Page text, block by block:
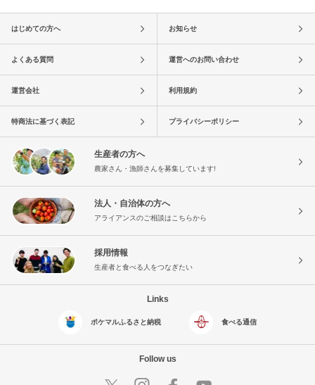
はじめての方へ お知らせ
よくある質問 運営へのお問い合わせ
運営会社 利用規約
特商法に基づく表記 プライバシーポリシー
生産者の方へ
農家さん・漁師さんを募集しています!
法人・自治体の方へ
アライアンスのご相談はこちらから
採用情報
生産者と食べる人をつなぎたい
Links
ポケマルふるさと納税 食べる通信
Follow us